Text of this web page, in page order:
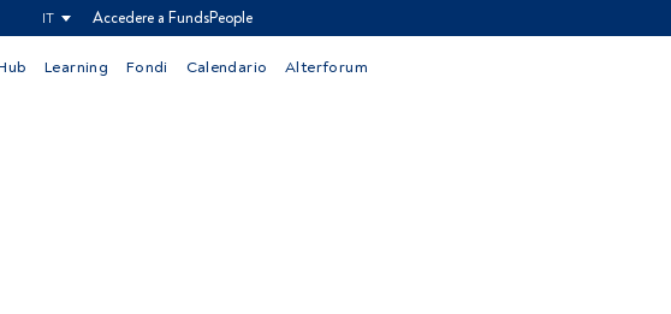
IT Accedere a FundsPeople
Learning Fondi Calendario Alterforum